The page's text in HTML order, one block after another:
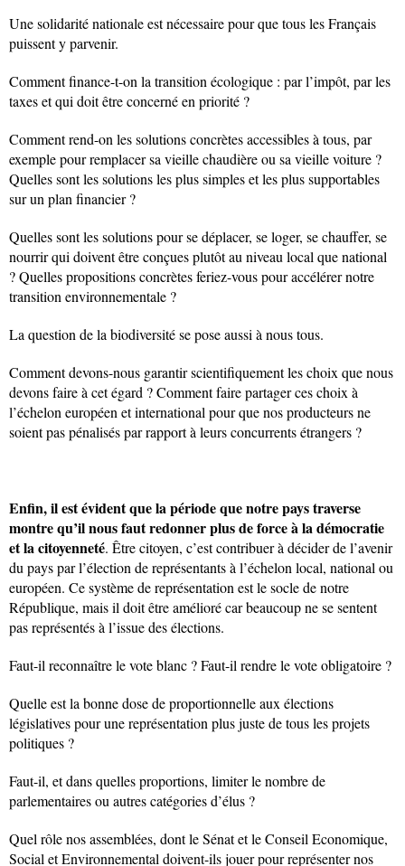
Une solidarité nationale est nécessaire pour que tous les Français
puissent y parvenir.
Comment finance-t-on la transition écologique : par l’impôt, par les
taxes et qui doit être concerné en priorité ?
Comment rend-on les solutions concrètes accessibles à tous, par
exemple pour remplacer sa vieille chaudière ou sa vieille voiture ?
Quelles sont les solutions les plus simples et les plus supportables
sur un plan financier ?
Quelles sont les solutions pour se déplacer, se loger, se chauffer, se
nourrir qui doivent être conçues plutôt au niveau local que national
? Quelles propositions concrètes feriez-vous pour accélérer notre
transition environnementale ?
La question de la biodiversité se pose aussi à nous tous.
Comment devons-nous garantir scientifiquement les choix que nous
devons faire à cet égard ? Comment faire partager ces choix à
l’échelon européen et international pour que nos producteurs ne
soient pas pénalisés par rapport à leurs concurrents étrangers ?
Enfin, il est évident que la période que notre pays traverse
montre qu’il nous faut redonner plus de force à la démocratie
et la citoyenneté. Être citoyen, c’est contribuer à décider de l’avenir
du pays par l’élection de représentants à l’échelon local, national ou
européen. Ce système de représentation est le socle de notre
République, mais il doit être amélioré car beaucoup ne se sentent
pas représentés à l’issue des élections.
Faut-il reconnaître le vote blanc ? Faut-il rendre le vote obligatoire ?
Quelle est la bonne dose de proportionnelle aux élections
législatives pour une représentation plus juste de tous les projets
politiques ?
Faut-il, et dans quelles proportions, limiter le nombre de
parlementaires ou autres catégories d’élus ?
Quel rôle nos assemblées, dont le Sénat et le Conseil Economique,
Social et Environnemental doivent-ils jouer pour représenter nos